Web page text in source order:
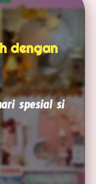
dengan
spesial si